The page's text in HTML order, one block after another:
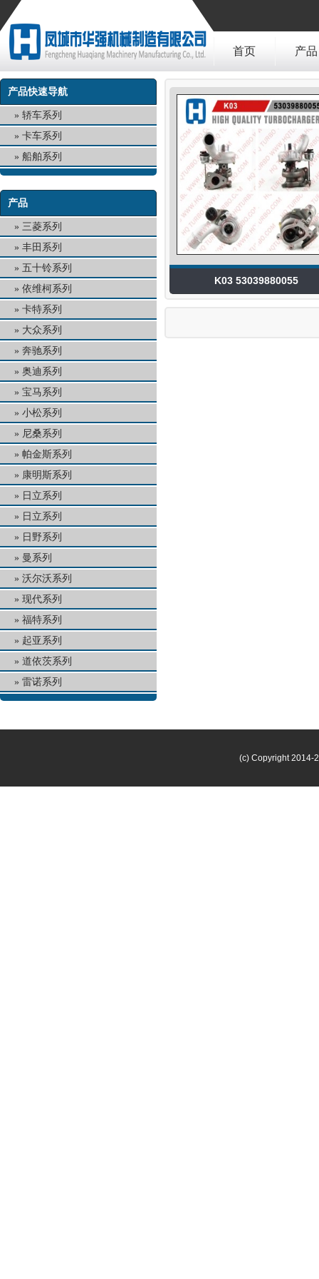
首页 产品
产品快速导航
轿车系列
卡车系列
船舶系列
产品
三菱系列
丰田系列
五十铃系列
依维柯系列
卡特系列
大众系列
奔驰系列
奥迪系列
宝马系列
小松系列
尼桑系列
帕金斯系列
康明斯系列
日立系列
日立系列
日野系列
曼系列
沃尔沃系列
现代系列
福特系列
起亚系列
道依茨系列
雷诺系列
K03 53039880055
(c) Copyright 2014-